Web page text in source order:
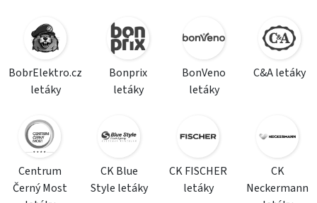
BobrElektro.cz
letáky
Bonprix
letáky
BonVeno
letáky
C&A letáky
Centrum
Černý Most
CK Blue
Style letáky
CK FISCHER
letáky
CK
Neckermann